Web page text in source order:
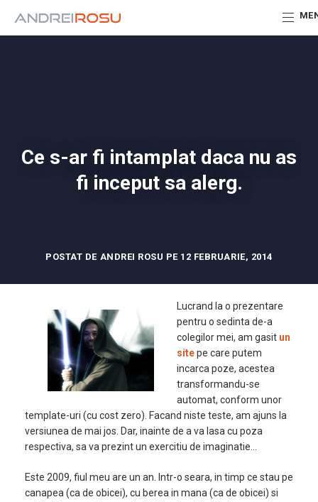
Ce s-ar fi intamplat daca nu as
fi inceput sa alerg.
POSTAT DE ANDREI ROSU PE 12 FEBRUARIE, 2014
Lucrand la o prezentare
pentru o sedinta de-a
colegilor mei, am gasit un
sitepe care putem
incarca poze, acestea
transformandu-se
automat, conform unor
template-uri (cu cost zero). Facand niste teste, am ajuns la
versiunea de mai jos. Dar, inainte de a va lasa cu poza
respectiva, sa va prezint un exercitiu de imaginatie…
Este 2009, fiul meu are un an. Intr-o seara, in timp ce stau pe
canapea (ca de obicei), cu berea in mana (ca de obicei) si